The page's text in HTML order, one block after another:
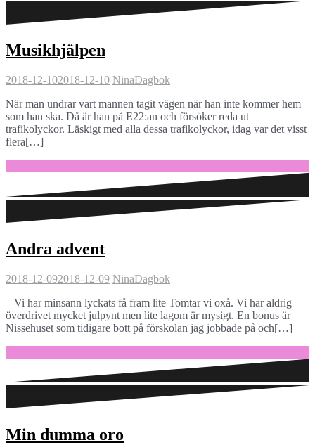
Musikhjälpen
2018-12-102018-12-10 NinaDagbok
När man undrar vart mannen tagit vägen när han inte kommer hem
som han ska. Då är han på E22:an och försöker reda ut
trafikolyckor. Läskigt med alla dessa trafikolyckor, idag var det visst
flera[…]
Andra advent
2018-12-092018-12-09 NinaDagbok
Vi har minsann lyckats få fram lite Tomtar vi oxå. Vi har aldrig
överdrivet mycket julpynt men lite lagom är mysigt. En bonus är
Nissehuset som tidigare bott på förskolan jag jobbade på och[…]
Min dumma oro